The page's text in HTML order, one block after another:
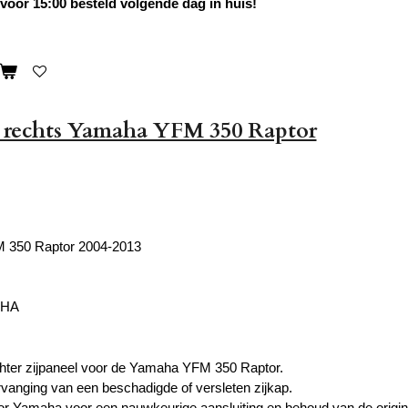
15:00 besteld volgende dag in huis!
Yamaha YFM 350 Raptor
350 Raptor 2004-2013
zijpaneel voor de Yamaha YFM 350 Raptor.
van een beschadigde of versleten zijkap.